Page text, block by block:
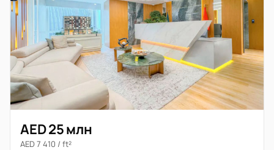
AED 25 млн
AED 7 410 / ft²